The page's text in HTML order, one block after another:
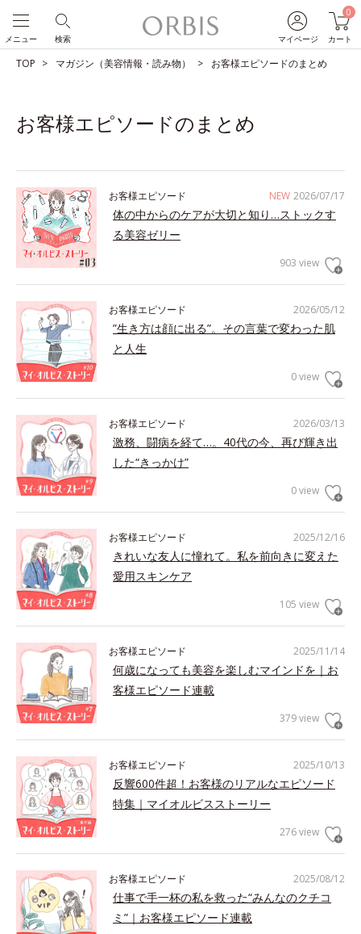
マイページ
0
カート
検索
メニュー
TOP マガジン（美容情報・読み物） お客様エピソードのまとめ
お客様エピソードのまとめ
NEW 2026/07/17
お客様エピソード
体の中からのケアが大切と知り…ストックす
る美容ゼリー
903 view
2026/05/12
お客様エピソード
”生き方は顔に出る”。その言葉で変わった肌
と人生
0 view
2026/03/13
お客様エピソード
激務、闘病を経て…。40代の今、再び輝き出
した“きっかけ”
0 view
2025/12/16
お客様エピソード
きれいな友人に憧れて。私を前向きに変えた
愛用スキンケア
105 view
2025/11/14
お客様エピソード
何歳になっても美容を楽しむマインドを｜お
客様エピソード連載
379 view
2025/10/13
お客様エピソード
反響600件超！お客様のリアルなエピソード
特集｜マイオルビスストーリー
276 view
2025/08/12
お客様エピソード
仕事で手一杯の私を救った“みんなのクチコ
ミ”｜お客様エピソード連載